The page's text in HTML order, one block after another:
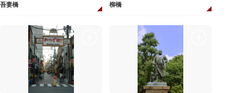
吾妻橋 柳橋